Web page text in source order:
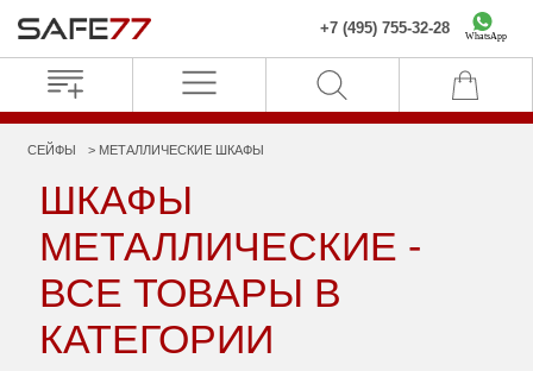
+7 (495) 755-32-28 WhatsApp
СЕЙФЫ МЕТАЛЛИЧЕСКИЕ ШКАФЫ
ШКАФЫ
МЕТАЛЛИЧЕСКИЕ -
ВСЕ ТОВАРЫ В
КАТЕГОРИИ